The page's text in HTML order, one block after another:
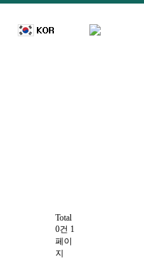
Total
0건 1
페이
지